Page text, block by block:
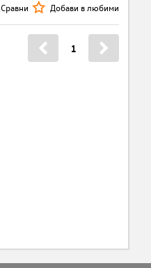
Сравни Добави в любими
1